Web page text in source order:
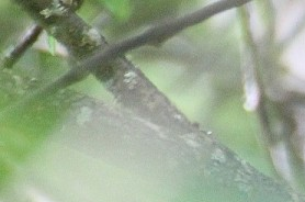
Hoppa
till
innehåll